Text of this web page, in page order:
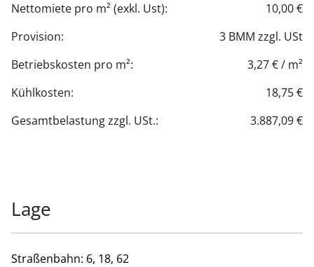
Nettomiete pro m² (exkl. Ust):
10,00 €
Provision:
3 BMM zzgl. USt
Betriebskosten pro m²:
3,27 € / m²
Kühlkosten:
18,75 €
Gesamtbelastung zzgl. USt.:
3.887,09 €
Lage
Straßenbahn: 6, 18, 62